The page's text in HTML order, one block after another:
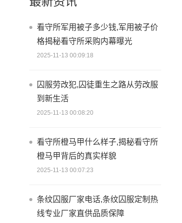
看守所军用被子多少钱,军用被子价
格揭秘看守所采购内幕曝光
2025-11-13 00:09:18
囚服劳改犯,囚徒重生之路从劳改服
到新生活
2025-11-13 00:08:20
看守所橙马甲什么样子,揭秘看守所
橙马甲背后的真实样貌
2025-11-13 00:07:23
条纹囚服厂家电话,条纹囚服定制热
线专业厂家直供品质保障